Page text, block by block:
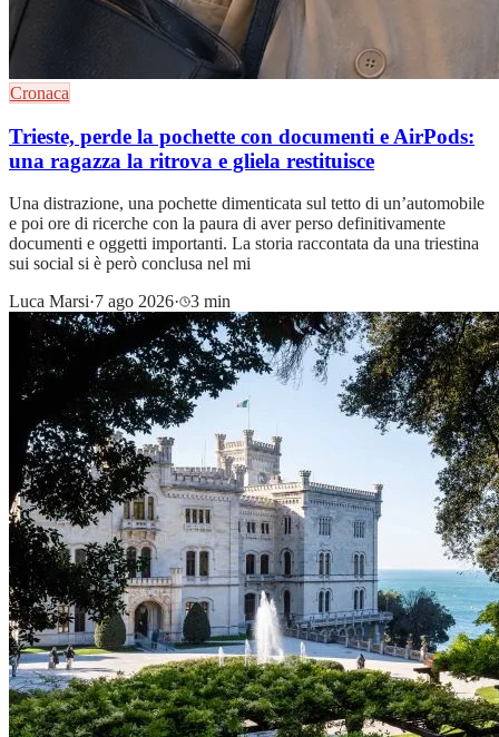
Cronaca
Trieste, perde la pochette con documenti e AirPods:
una ragazza la ritrova e gliela restituisce
Una distrazione, una pochette dimenticata sul tetto di un’automobile
e poi ore di ricerche con la paura di aver perso definitivamente
documenti e oggetti importanti. La storia raccontata da una triestina
sui social si è però conclusa nel mi
Luca Marsi·7 ago 2026· 3 min